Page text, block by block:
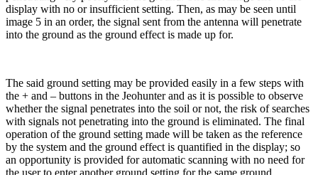
display with no or insufficient setting. Then, as may be seen until
image 5 in an order, the signal sent from the antenna will penetrate
into the ground as the ground effect is made up for.
The said ground setting may be provided easily in a few steps with
the + and – buttons in the Jeohunter and as it is possible to observe
whether the signal penetrates into the soil or not, the risk of searches
with signals not penetrating into the ground is eliminated. The final
operation of the ground setting made will be taken as the reference
by the system and the ground effect is quantified in the display; so
an opportunity is provided for automatic scanning with no need for
the user to enter another ground setting for the same ground